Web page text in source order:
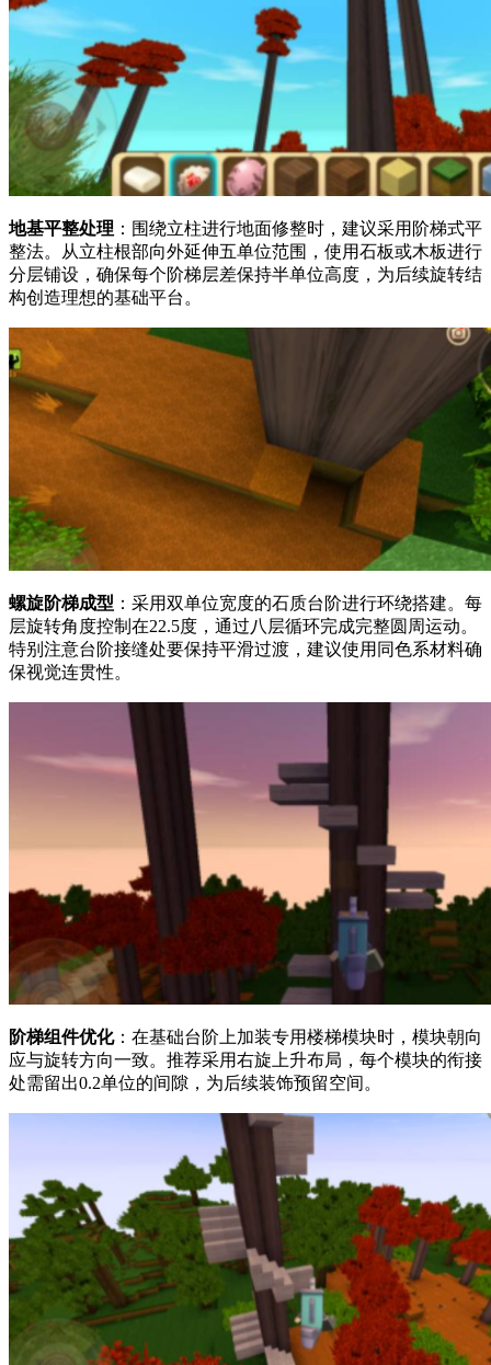
地基平整处理 ：围绕立柱进行地面修整时，建议采用阶梯式平
整法。从立柱根部向外延伸五单位范围，使用石板或木板进行
分层铺设，确保每个阶梯层差保持半单位高度，为后续旋转结
构创造理想的基础平台。
螺旋阶梯成型 ：采用双单位宽度的石质台阶进行环绕搭建。每
层旋转角度控制在22.5度，通过八层循环完成完整圆周运动。
特别注意台阶接缝处要保持平滑过渡，建议使用同色系材料确
保视觉连贯性。
阶梯组件优化：在基础台阶上加装专用楼梯模块时，模块朝向
应与旋转方向一致。推荐采用右旋上升布局，每个模块的衔接
处需留出0.2单位的间隙，为后续装饰预留空间。